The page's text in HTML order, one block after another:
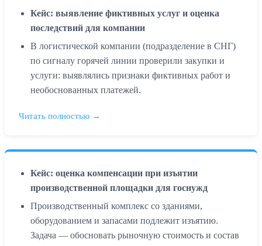
Кейс: выявление фиктивных услуг и оценка
последствий для компании
В логистической компании (подразделение в СНГ)
по сигналу горячей линии проверили закупки и
услуги: выявлялись признаки фиктивных работ и
необоснованных платежей.
Читать полностью →
Кейс: оценка компенсации при изъятии
производственной площадки для госнужд
Производственный комплекс со зданиями,
оборудованием и запасами подлежит изъятию.
Задача — обосновать рыночную стоимость и состав